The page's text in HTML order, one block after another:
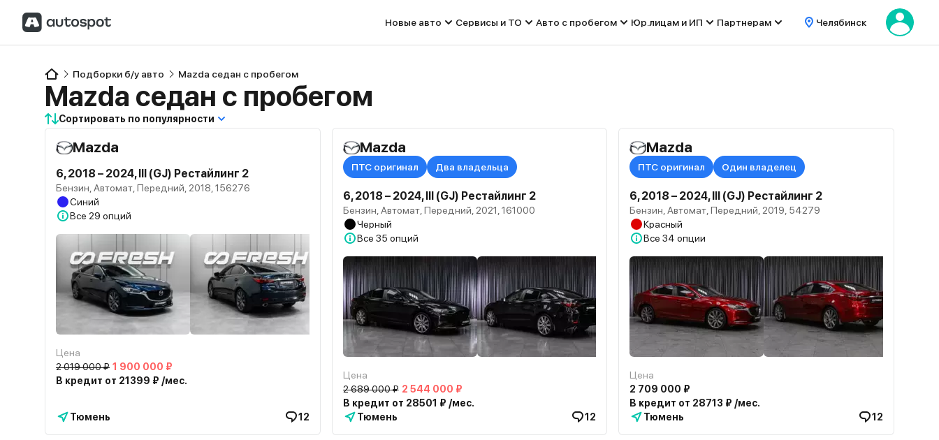
Новые авто Сервисы и ТО Авто с пробегом Юр.лицам и ИП Партнерам Челябинск
Подборки б/у авто Mazda седан с пробегом
Mazda седан с пробегом
Сортировать по популярности
Mazda
6, 2018 – 2024, III (GJ) Рестайлинг 2
Бензин, Автомат, Передний, 2018, 156276
Синий
Все 29 опций
Цена
2 019 000 ₽ 1 900 000 ₽
В кредит от 21399 ₽ /мес.
Тюмень 12
Mazda
ПТС оригинал Два владельца
6, 2018 – 2024, III (GJ) Рестайлинг 2
Бензин, Автомат, Передний, 2021, 161000
Черный
Все 35 опций
Цена
2 689 000 ₽ 2 544 000 ₽
В кредит от 28501 ₽ /мес.
Тюмень
12
Mazda
ПТС оригинал Один владелец
6, 2018 – 2024, III (GJ) Рестайлинг 2
Бензин, Автомат, Передний, 2019, 54279
Красный
Все34 опции
Цена
2 709 000 ₽
В кредит от 28713 ₽ /мес.
Тюмень
12